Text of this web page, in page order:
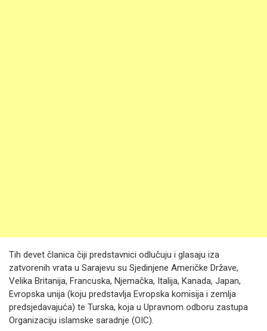
Tih devet članica čiji predstavnici odlučuju i glasaju iza
zatvorenih vrata u Sarajevu su Sjedinjene Američke Države,
Velika Britanija, Francuska, Njemačka, Italija, Kanada, Japan,
Evropska unija (koju predstavlja Evropska komisija i zemlja
predsjedavajuća) te Turska, koja u Upravnom odboru zastupa
Organizaciju islamske saradnje (OIC).